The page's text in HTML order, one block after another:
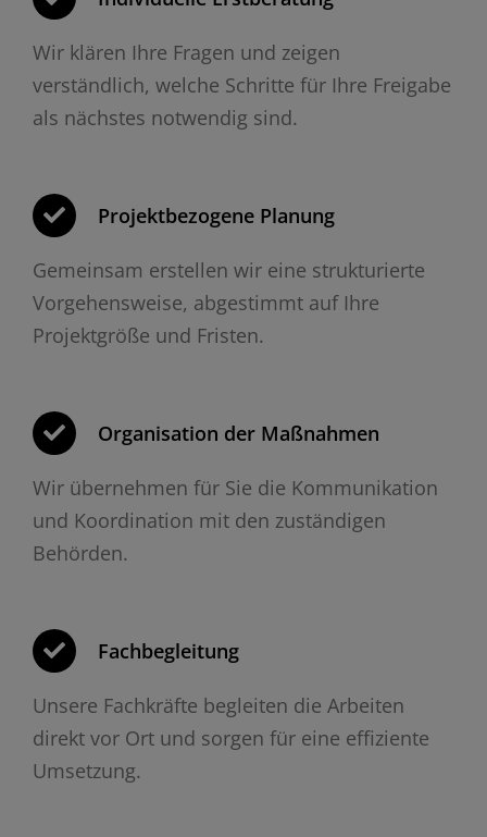
Wir klären Ihre Fragen und zeigen
verständlich, welche Schritte für Ihre Freigabe
als nächstes notwendig sind.
Projektbezogene Planung
Gemeinsam erstellen wir eine strukturierte
Vorgehensweise, abgestimmt auf Ihre
Projektgröße und Fristen.
Organisation der Maßnahmen
Wir übernehmen für Sie die Kommunikation
und Koordination mit den zuständigen
Behörden.
Fachbegleitung
Unsere Fachkräfte begleiten die Arbeiten
direkt vor Ort und sorgen für eine effiziente
Umsetzung.